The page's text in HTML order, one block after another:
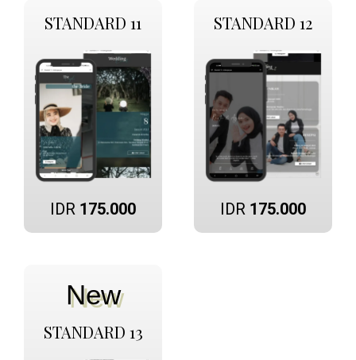
STANDARD 11
IDR 175.000
STANDARD 12
IDR 175.000
New
STANDARD 13